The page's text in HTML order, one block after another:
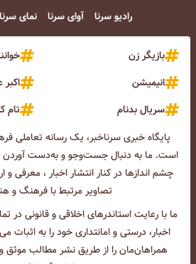
رادیو سرنا آوای سرنا نمای سرنا
بازیگر زن
انیمیشن
سریال بدنام
تام
پایگاه خبری سرناخبر، یک رسانه تعاملی
است. ما به دنبال جست‌و‌جو و به‌دست آوردن
چشم انداز‌ها در کنار انتشار اخبار ، معرفی و
تصاویر مرتبط با فرهنگ و
ما با رعایت استاندرهای اخلاقی و قانونی در
اخبار، درستی و امانتداری خود را به اثبات
همراهان‌مان را از طریق نشر مطالب موثق و